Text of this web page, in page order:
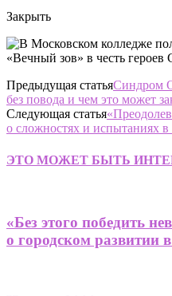
Закрыть
Предыдущая статьяСиндром
без повода и чем это может
Следующая статья
о сложностях и испытаниях
ЭТО МОЖЕТ БЫТЬ
«Без этого победить
о городском развитии